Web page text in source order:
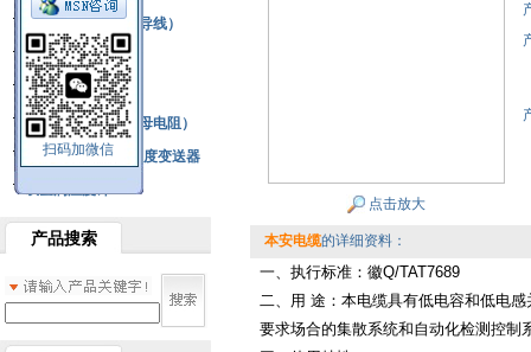
扫码加微信
热电偶补偿电缆（导线）
振动传感器
热电阻
铂热电阻元件（云母电阻）
SBW系列一体化温度变送器
双金属温度计
产品搜索
点击放大
本安电缆的详细资料：
一、执行标准：徽Q/TAT7689
二、用 途：本电缆具有低电容和低电
要求场合的集散系统和自动化检测控制